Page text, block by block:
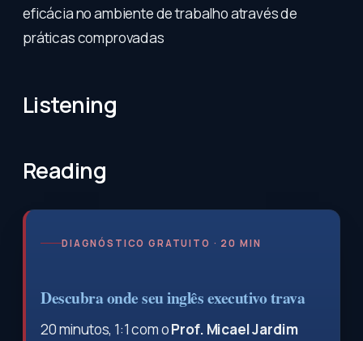
eficácia no ambiente de trabalho através de
práticas comprovadas
Listening
Reading
DIAGNÓSTICO GRATUITO · 20 MIN
Descubra onde seu inglês executivo trava
20 minutos, 1:1 com oProf. Micael Jardim